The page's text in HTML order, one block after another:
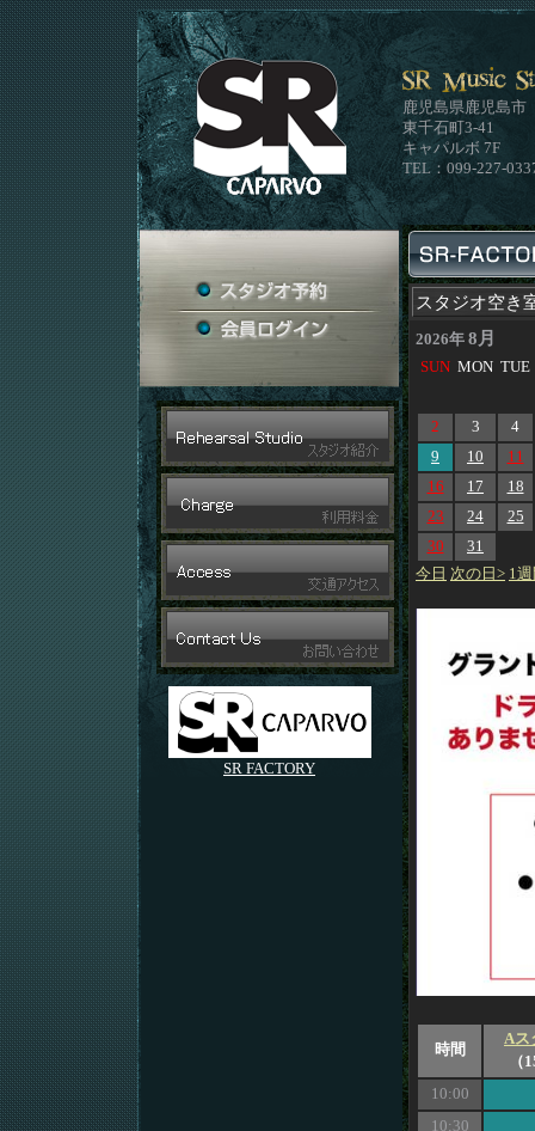
SR FACTORY
鹿児島県鹿児島市
東千石町3-41
キャパルボ 7F
TEL：099-227-
スタジオ空き
2026年 8月
SUN MON TUE
2 3
4
9
10
11
16
17
18
23
24
25
30
31
今日 次の日> 1
時間
Aス
（
10:00
10:30